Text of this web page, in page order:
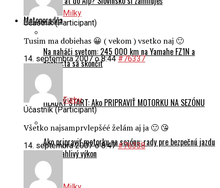
Motoporadňa
Na naháči svetom: 245 000 km na Yamahe FZ1N a
nechystá sa skončiť
HLADKÝ ŠTART: Ako PRIPRAVIŤ MOTORKU NA SEZÓNU
Ako pripraviť motorku na sezónu: rady pre bezpečnú jazdu
a spoľahlivý výkon
Milky
Účastník (Participant)
Tusim ma dobiehas 😀 ( vekom ) vsetko naj 🙂
14. septembra 2007 o 8:44 #76337
Furby
Účastník (Participant)
Všetko najsamprvlepšéé želám aj ja 🙂 😘
14. septembra 2007 o 8:47 #76338